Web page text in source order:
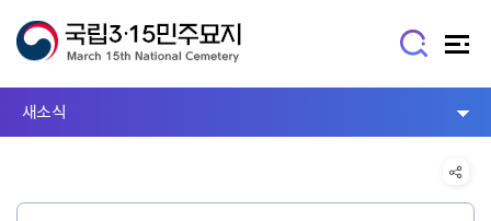
새소식